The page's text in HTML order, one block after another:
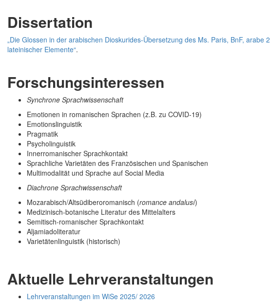
Dissertation
„Die Glossen in der arabischen Dioskurides-Übersetzung des Ms. Paris, BnF, arabe
lateinischer Elemente“.
Forschungsinteressen
Synchrone Sprachwissenschaft
Emotionen in romanischen Sprachen (z.B. zu COVID-19)
Emotionslinguistik
Pragmatik
Psycholinguistik
Innerromanischer Sprachkontakt
Sprachliche Varietäten des Französischen und Spanischen
Multimodalität und Sprache auf Social Media
Diachrone Sprachwissenschaft
Mozarabisch/Altsüdiberoromanisch (romance andalusí)
Medizinisch-botanische Literatur des Mittelalters
Semitisch-romanischer Sprachkontakt
Aljamiadoliteratur
Varietätenlinguistik (historisch)
Aktuelle Lehrveranstaltungen
Lehrveranstaltungen im WiSe 2025/ 2026